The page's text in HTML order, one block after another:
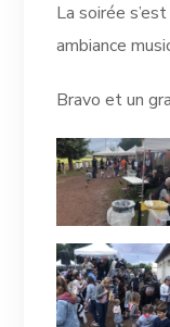
La soirée
ambiance
Bravo et un